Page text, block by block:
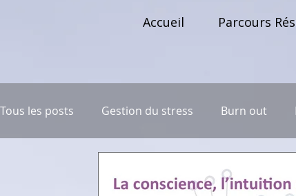
Accueil Parcours
Tous les posts Gestion du stress Burn out